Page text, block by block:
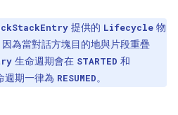
提供的 Lifecycle 物
為當對話方塊目的地與片段重疊
生命週期會在 STARTED 和
週期一律為 RESUMED。